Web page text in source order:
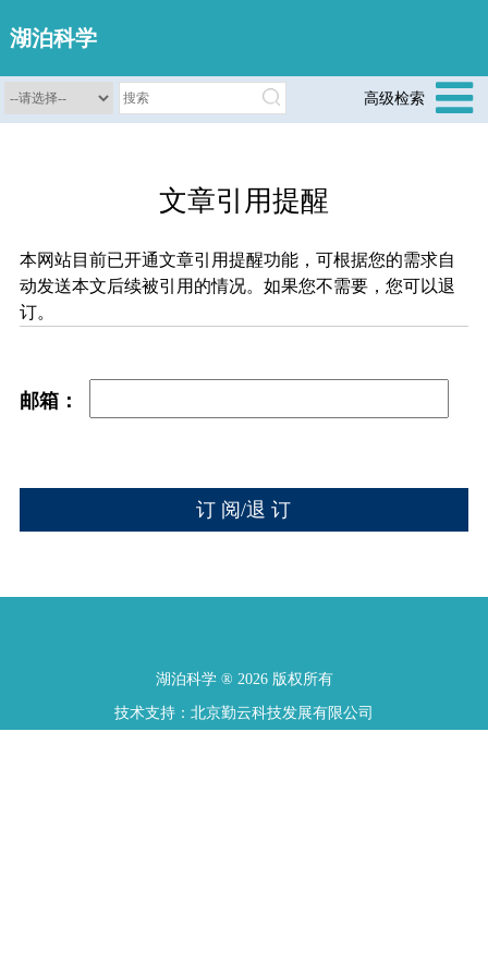
湖泊科学
高级检索
文章引用提醒
本网站目前已开通文章引用提醒功能，可根据您的需求自
动发送本文后续被引用的情况。如果您不需要，您可以退
订。
邮箱：
湖泊科学 ® 2026 版权所有
技术支持：北京勤云科技发展有限公司